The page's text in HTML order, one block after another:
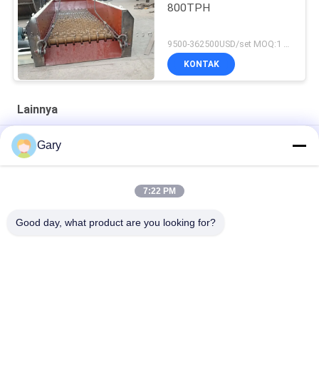
800TPH
KONTAK
Lainnya
50CBM 2.8M Diameter 8.4M Panjang Tangki Tekanan Tinggi
20TPH 45% Granularity 0.35mm Dewatering Vibrating Screen
23r / min 900 × 1800mm Jenis Horizontal 90% Alumina Liner
Gary
7:22 PM
Good day, what product are you looking for?